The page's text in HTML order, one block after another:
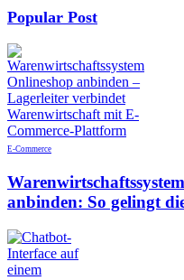
Popular Post
E-Commerce
anbinden: So gelingt